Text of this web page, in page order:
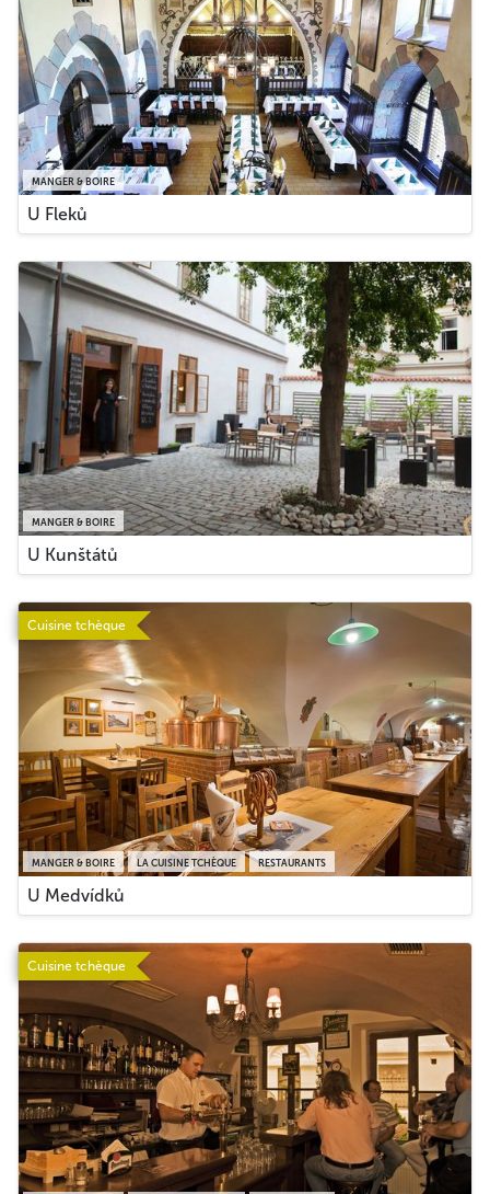
MANGER & BOIRE
U Fleků
MANGER & BOIRE
U Kunštátů
Cuisine tchèque
MANGER & BOIRE LA CUISINE TCHÈQUE RESTAURANTS
U Medvídků
Cuisine tchèque